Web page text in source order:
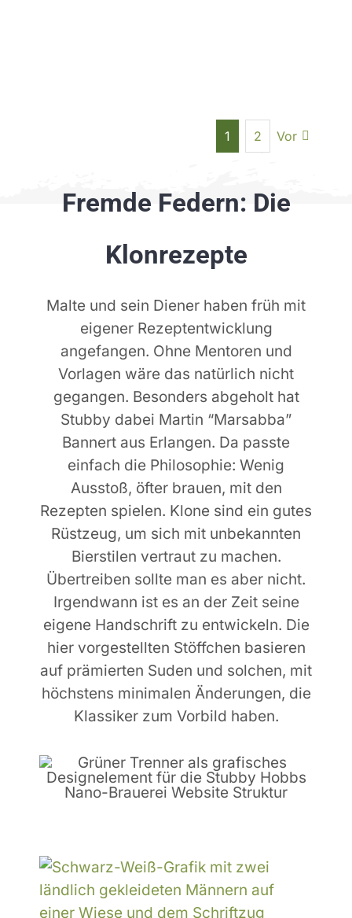
1 2 Vor
Fremde Federn: Die
Klonrezepte
Malte und sein Diener haben früh mit
eigener Rezeptentwicklung
angefangen. Ohne Mentoren und
Vorlagen wäre das natürlich nicht
gegangen. Besonders abgeholt hat
Stubby dabei Martin “Marsabba”
Bannert aus Erlangen. Da passte
einfach die Philosophie: Wenig
Ausstoß, öfter brauen, mit den
Rezepten spielen. Klone sind ein gutes
Rüstzeug, um sich mit unbekannten
Bierstilen vertraut zu machen.
Übertreiben sollte man es aber nicht.
Irgendwann ist es an der Zeit seine
eigene Handschrift zu entwickeln. Die
hier vorgestellten Stöffchen basieren
auf prämierten Suden und solchen, mit
höchstens minimalen Änderungen, die
Klassiker zum Vorbild haben.